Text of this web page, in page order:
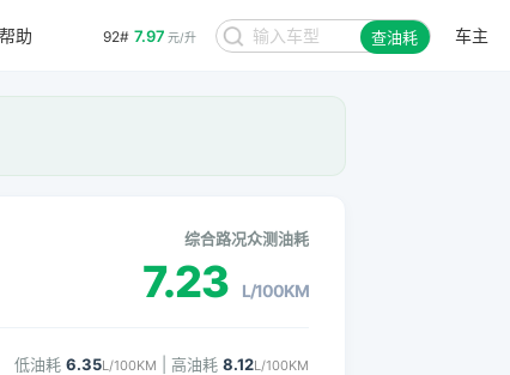
92# 7.97 元/升 查油耗 车主
帮助
综合路况众测油耗
7.23 L/100KM
低油耗 6.35L/100KM | 高油耗 8.12L/100KM